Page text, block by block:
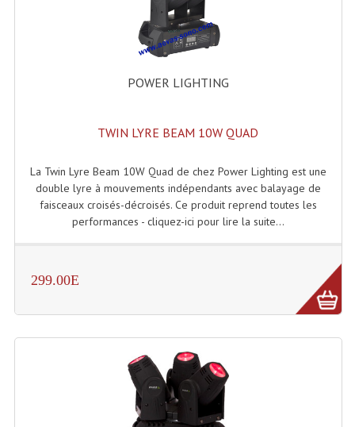
Système Visite Guidée
Sonorisation Securité EN-54
Système Boucle Magnétique
Angle AG29 Structure Contest
Angle DECO22Q Structure Contest
Angles Structure ASD SX290
Angles Structure Duo290
Angles Structure QUATRO290
POWER LIGHTING
TWIN LYRE BEAM 10W QUAD
La Twin Lyre Beam 10W Quad de chez Power Lighting est une
double lyre à mouvements indépendants avec balayage de
faisceaux croisés-décroisés. Ce produit reprend toutes les
performances - cliquez-ici pour lire la suite...
299.00E